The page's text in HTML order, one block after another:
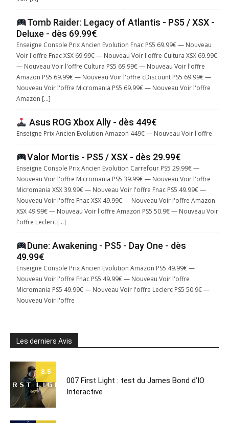
Tomb Raider: Legacy of Atlantis - PS5 / XSX -
Deluxe - dès 69.99€
Enseigne Console Prix Ancien Evolution Fnac PS5 69.99€ — Nouveau
Voir l'offre Fnac XSX 69.99€ — Nouveau Voir l'offre Cultura XSX 69.99€
— Nouveau Voir l'offre Cultura PS5 69.99€ — Nouveau Voir l'offre
Amazon PS5 69.99€ — Nouveau Voir l'offre cDiscount PS5 69.99€ —
Nouveau Voir l'offre Micromania PS5 69.99€ — Nouveau Voir l'offre
Amazon […]
Asus ROG Xbox Ally - dès 449€
Enseigne Prix Ancien Evolution Amazon 449€ — Nouveau Voir l'offre
Valor Mortis - PS5 / XSX - dès 29.99€
Enseigne Console Prix Ancien Evolution Carrefour PS5 29.99€ —
Nouveau Voir l'offre Micromania PS5 39.99€ — Nouveau Voir l'offre
Micromania XSX 39.99€ — Nouveau Voir l'offre Fnac PS5 49.99€ —
Nouveau Voir l'offre Fnac XSX 49.99€ — Nouveau Voir l'offre Amazon
XSX 49.99€ — Nouveau Voir l'offre Amazon PS5 50.9€ — Nouveau Voir
l'offre Leclerc […]
Dune: Awakening - PS5 - Day One - dès
49.99€
Enseigne Console Prix Ancien Evolution Amazon PS5 49.99€ —
Nouveau Voir l'offre Fnac PS5 49.99€ — Nouveau Voir l'offre
Micromania PS5 49.99€ — Nouveau Voir l'offre Leclerc PS5 50.9€ —
Nouveau Voir l'offre
Les derniers Avis
8.5
007 First Light : test du James Bond d’IO
Interactive